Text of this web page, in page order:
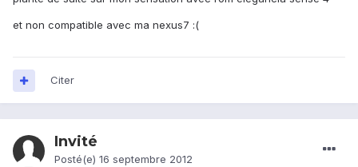
et non compatible avec ma nexus7 :(
Citer
Invité
Posté(e) 16 septembre 2012